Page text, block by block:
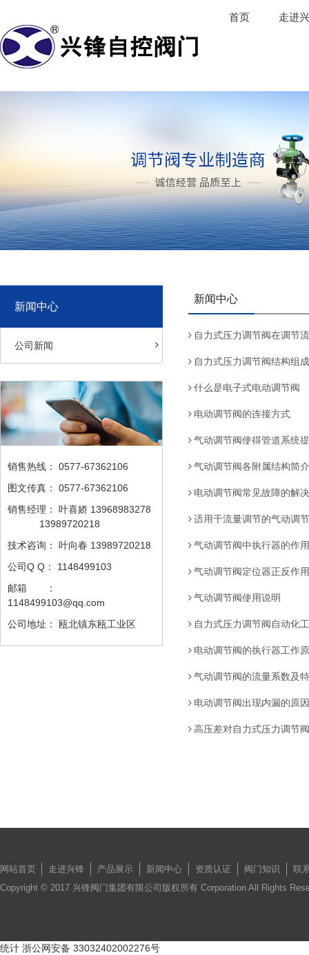
首页 走进
新闻中心
公司新闻
销售热线： 0577-67362106
图文传真： 0577-67362106
销售经理： 叶喜娇 13968983278
13989720218
技术咨询： 叶向春 13989720218
公司Q Q： 1148499103
邮箱 ：
1148499103@qq.com
公司地址： 瓯北镇东瓯工业区
新闻中心
自力式压力调节阀在调节
自力式压力调节阀结构组
什么是电子式电动调节阀
电动调节阀的连接方式
气动调节阀使得管道系统
气动调节阀各附属结构简介
电动调节阀常见故障的解
适用于流量调节的气动调
气动调节阀中执行器的作用
气动调节阀定位器正反作
气动调节阀使用说明
自力式压力调节阀自动化
电动调节阀的执行器工作
气动调节阀的流量系数及
电动调节阀出现内漏的原
高压差对自力式压力调节
网站首页 走进兴锋 产品展示 新闻中心 资质认证 阀门知识
联
Copyright © 2017 兴锋阀门集团有限公司版权所有 Corporation All Rights
统计 浙公网安备 33032402002276号